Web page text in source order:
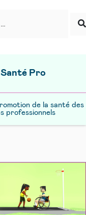
Santé Pro
de la santé des
professionnels